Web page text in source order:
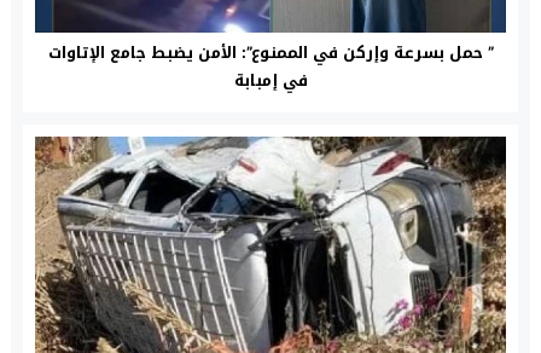
” حمل بسرعة وإركن في الممنوع”: الأمن يضبط جامع الإتاوات
في إمبابة